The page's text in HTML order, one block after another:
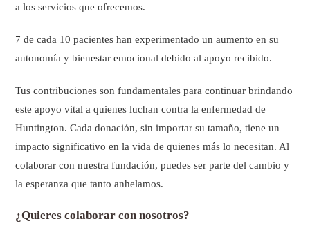
a los servicios que ofrecemos.
7 de cada 10 pacientes han experimentado un aumento en su
autonomía y bienestar emocional debido al apoyo recibido.
Tus contribuciones son fundamentales para continuar brindando
este apoyo vital a quienes luchan contra la enfermedad de
Huntington. Cada donación, sin importar su tamaño, tiene un
impacto significativo en la vida de quienes más lo necesitan. Al
colaborar con nuestra fundación, puedes ser parte del cambio y
la esperanza que tanto anhelamos.
¿Quieres colaborar con nosotros?